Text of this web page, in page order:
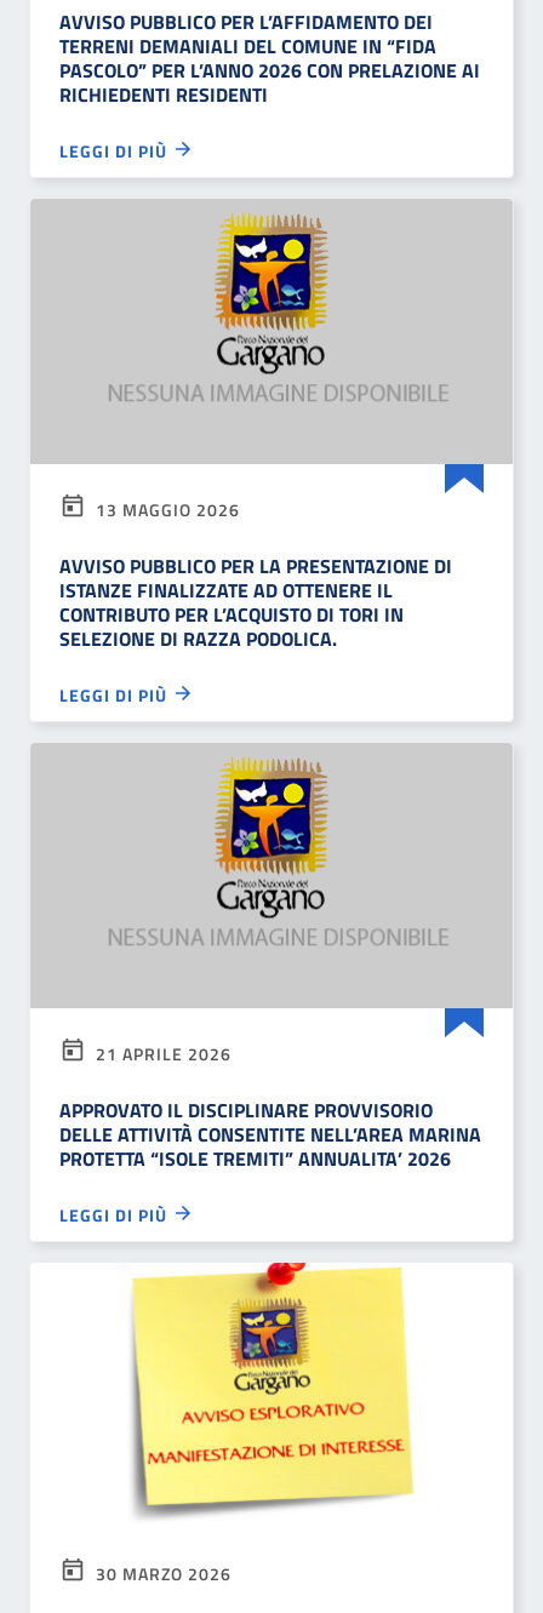
AVVISO PUBBLICO PER L’AFFIDAMENTO DEI
TERRENI DEMANIALI DEL COMUNE IN “FIDA
PASCOLO” PER L’ANNO 2026 CON PRELAZIONE AI
RICHIEDENTI RESIDENTI
LEGGI DI PIÙ
13 MAGGIO 2026
AVVISO PUBBLICO PER LA PRESENTAZIONE DI
ISTANZE FINALIZZATE AD OTTENERE IL
CONTRIBUTO PER L’ACQUISTO DI TORI IN
SELEZIONE DI RAZZA PODOLICA.
LEGGI DI PIÙ
21 APRILE 2026
APPROVATO IL DISCIPLINARE PROVVISORIO
DELLE ATTIVITÀ CONSENTITE NELL’AREA MARINA
PROTETTA “ISOLE TREMITI” ANNUALITA’ 2026
LEGGI DI PIÙ
30 MARZO 2026